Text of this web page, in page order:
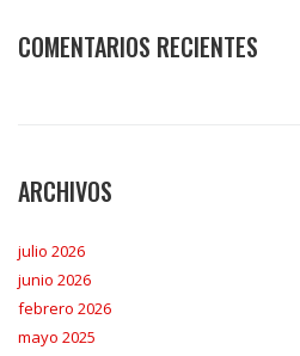
COMENTARIOS RECIENTES
ARCHIVOS
julio 2026
junio 2026
febrero 2026
mayo 2025